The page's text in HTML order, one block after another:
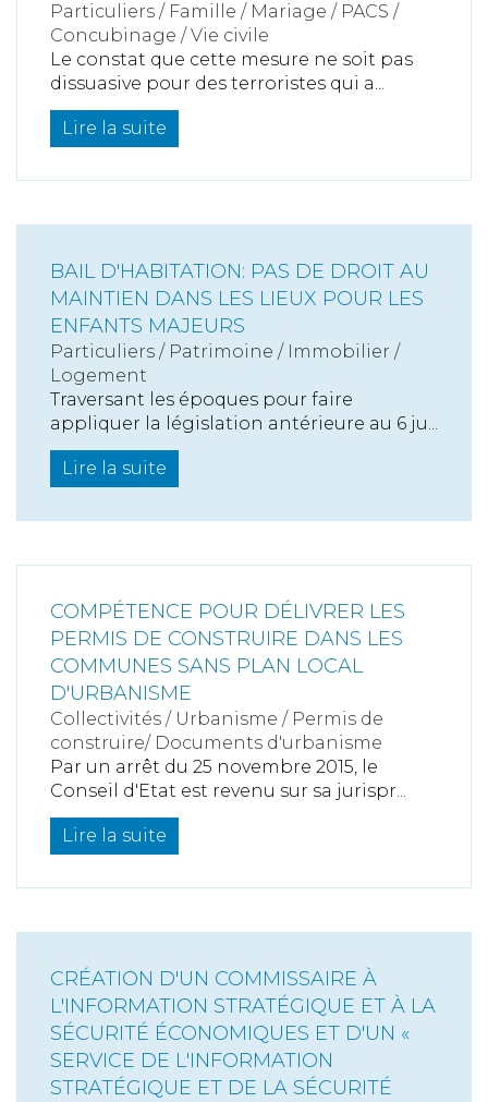
Particuliers / Famille / Mariage / PACS /
Concubinage / Vie civile
Le constat que cette mesure ne soit pas
dissuasive pour des terroristes qui a...
Lire la suite
BAIL D'HABITATION: PAS DE DROIT AU
MAINTIEN DANS LES LIEUX POUR LES
ENFANTS MAJEURS
Particuliers / Patrimoine / Immobilier /
Logement
Traversant les époques pour faire
appliquer la législation antérieure au 6 ju...
Lire la suite
COMPÉTENCE POUR DÉLIVRER LES
PERMIS DE CONSTRUIRE DANS LES
COMMUNES SANS PLAN LOCAL
D'URBANISME
Collectivités / Urbanisme / Permis de
construire/ Documents d'urbanisme
Par un arrêt du 25 novembre 2015, le
Conseil d'Etat est revenu sur sa jurispr...
Lire la suite
CRÉATION D'UN COMMISSAIRE À
L'INFORMATION STRATÉGIQUE ET À LA
SÉCURITÉ ÉCONOMIQUES ET D'UN «
SERVICE DE L'INFORMATION
STRATÉGIQUE ET DE LA SÉCURITÉ